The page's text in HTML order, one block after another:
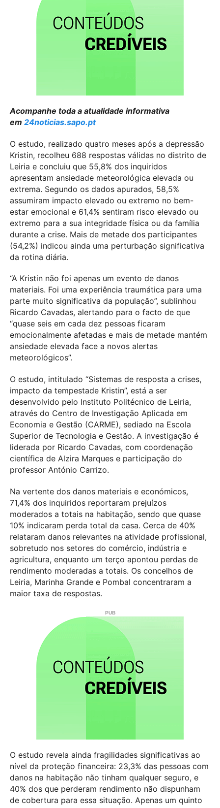
Acompanhe toda a atualidade informativa
em 24noticias.sapo.pt
O estudo, realizado quatro meses após a depressão
Kristin, recolheu 688 respostas válidas no distrito de
Leiria e concluiu que 55,8% dos inquiridos
apresentam ansiedade meteorológica elevada ou
extrema. Segundo os dados apurados, 58,5%
assumiram impacto elevado ou extremo no bem-
estar emocional e 61,4% sentiram risco elevado ou
extremo para a sua integridade física ou da família
durante a crise. Mais de metade dos participantes
(54,2%) indicou ainda uma perturbação significativa
da rotina diária.
“A Kristin não foi apenas um evento de danos
materiais. Foi uma experiência traumática para uma
parte muito significativa da população”, sublinhou
Ricardo Cavadas, alertando para o facto de que
“quase seis em cada dez pessoas ficaram
emocionalmente afetadas e mais de metade mantém
ansiedade elevada face a novos alertas
meteorológicos”.
O estudo, intitulado “Sistemas de resposta a crises,
impacto da tempestade Kristin”, está a ser
desenvolvido pelo Instituto Politécnico de Leiria,
através do Centro de Investigação Aplicada em
Economia e Gestão (CARME), sediado na Escola
Superior de Tecnologia e Gestão. A investigação é
liderada por Ricardo Cavadas, com coordenação
científica de Alzira Marques e participação do
professor António Carrizo.
Na vertente dos danos materiais e económicos,
71,4% dos inquiridos reportaram prejuízos
moderados a totais na habitação, sendo que quase
10% indicaram perda total da casa. Cerca de 40%
relataram danos relevantes na atividade profissional,
sobretudo nos setores do comércio, indústria e
agricultura, enquanto um terço apontou perdas de
rendimento moderadas a totais. Os concelhos de
Leiria, Marinha Grande e Pombal concentraram a
maior taxa de respostas.
O estudo revela ainda fragilidades significativas ao
nível da proteção financeira: 23,3% das pessoas com
danos na habitação não tinham qualquer seguro, e
40% dos que perderam rendimento não dispunham
de cobertura para essa situação. Apenas um quinto